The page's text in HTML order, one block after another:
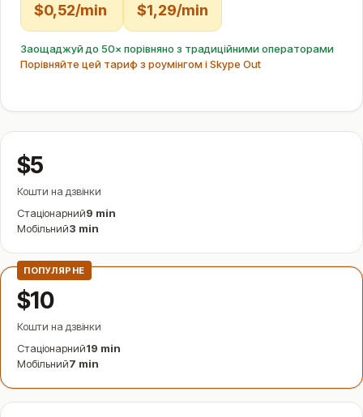
$0,52/min $1,29/min
Заощаджуй до 50× порівняно з традиційними операторами
Порівняйте цей тариф з роумінгом і Skype Out
$5
Кошти на дзвінки
Стаціонарний9 min
Мобільний3 min
ПОПУЛЯРНЕ
$10
Кошти на дзвінки
Стаціонарний19 min
Мобільний7 min